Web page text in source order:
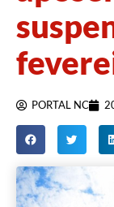
PORTAL NC